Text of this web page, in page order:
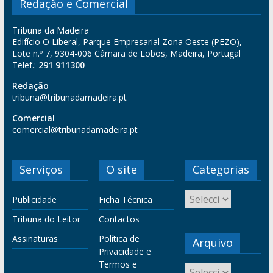
Redação e Comercial
Tribuna da Madeira
Edifício O Liberal, Parque Empresarial Zona Oeste (PEZO),
Lote n.º 7, 9304-006 Câmara de Lobos, Madeira, Portugal
Telef.: 291 911300
Redação
tribuna@tribunadamadeira.pt
Comercial
comercial@tribunadamadeira.pt
Serviços
Publicidade
Tribuna do Leitor
Assinaturas
O site
Ficha Técnica
Contactos
Política de
Privacidade e
Termos e
Categorias
Arquivo